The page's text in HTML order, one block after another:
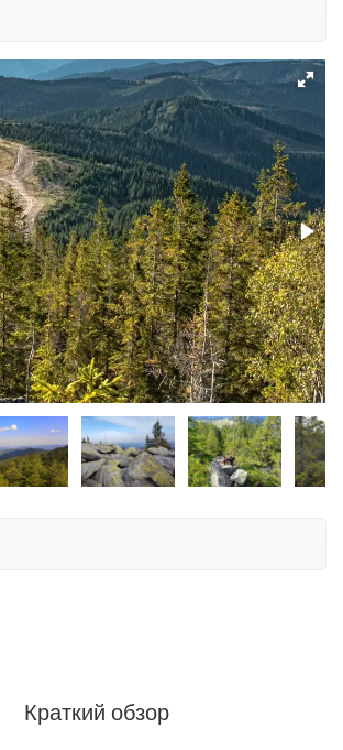
Краткий обзор